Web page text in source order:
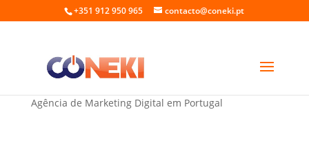
+351 912 950 965 contacto@coneki.pt
Criar site para Urologista em Matosinhos
Agência de Marketing Digital em Portugal